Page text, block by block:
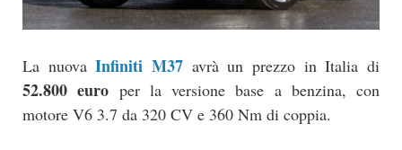
La nuovaInfiniti M37 avrà un prezzo in Italia di
52.800 euro per la versione base a benzina, con
motore V6 3.7 da 320 CV e 360 Nm di coppia.